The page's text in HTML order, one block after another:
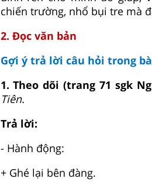
chiến trường, nhổ bụi tre mà
2. Đọc văn bản
Gợi ý trả lời câu hỏi trong
1. Theo dõi (trang 71 sgk
Tiên.
Trả lời:
- Hành động:
+ Ghé lại bên đàng.